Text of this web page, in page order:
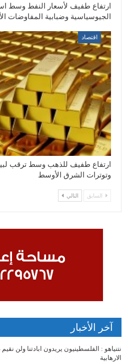
ارتفاع طفيف لأسعار النفط وسط
الجيوسياسية وضبابية المفاوضات
اقتصاد
ارتفاع طفيف للذهب وسط ترقب
وتوترات الشرق الأوسط
السابق التالي
آخر الأخبار
نتنياهو : الفلسطينيون يريدون ابادتنا ولن نقيم
الارهابية